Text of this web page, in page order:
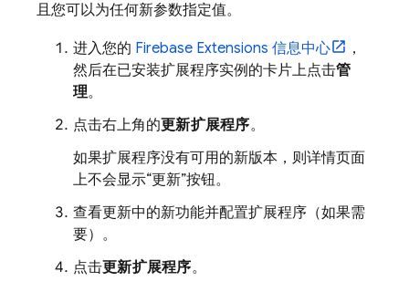
且您可以为任何新参数指定值。
进入您的 Firebase Extensions 信息中心
，
然后在已安装扩展程序实例的卡片上点击管
理。
点击右上角的更新扩展程序。
如果扩展程序没有可用的新版本，则详情页面
上不会显示“更新”按钮。
查看更新中的新功能并配置扩展程序（如果需
要）。
点击更新扩展程序。